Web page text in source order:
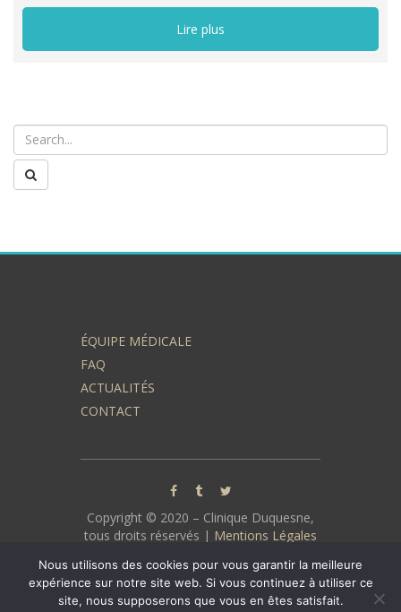
Lire plus
ÉQUIPE MÉDICALE
FAQ
ACTUALITÉS
CONTACT
Copyright © 2020 – Clinique Duquesne,
tous droits réservés | Mentions Légales
confidentialité
Nous utilisons des cookies pour vous garantir la meilleure
expérience sur notre site web. Si vous continuez à utiliser ce
site, nous supposerons que vous en êtes satisfait.